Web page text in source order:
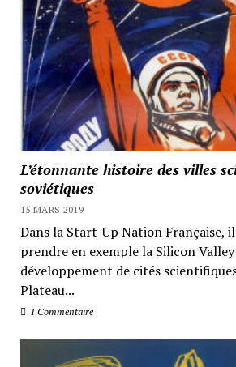
L’étonnante histoire des villes
soviétiques
15 MARS 2019
Dans la Start-Up Nation Française,
prendre en exemple la Silicon
développement de cités
Plateau...
1 Commentaire